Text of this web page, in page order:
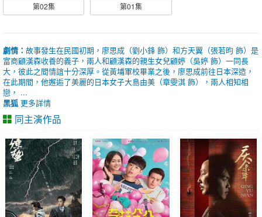
第02集 第01集
劇情： 故事發生在民國初期，廖思成（劉小鋒 飾）和方天翼（張若昀 飾）是
富商顧漢森收養的義子，兩人和顧漢森的親生女兒顧婷（吳婷 飾）一同長
大，彼此之間情誼十分深厚。從黃埔軍校畢業之後，廖思成前往日本深造，
在此期間，他邂逅了美麗的日本女子大島由美（章雯淇 飾），兩人相知相
戀， ...
黑狐 更多詳情
同主演作品